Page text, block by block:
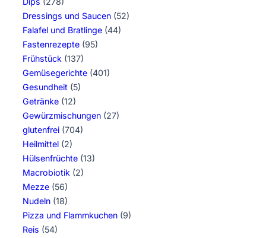
Dressings und Saucen (52)
Falafel und Bratlinge (44)
Fastenrezepte (95)
Frühstück (137)
Gemüsegerichte (401)
Gesundheit (5)
Getränke (12)
Gewürzmischungen (27)
glutenfrei (704)
Heilmittel (2)
Hülsenfrüchte (13)
Macrobiotik (2)
Mezze (56)
Nudeln (18)
Pizza und Flammkuchen (9)
Reis (54)